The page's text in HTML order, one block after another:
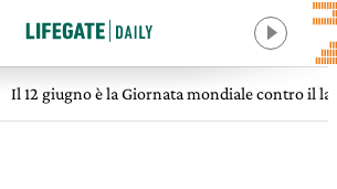
Il 12 giugno è la Giornata mondiale contro il